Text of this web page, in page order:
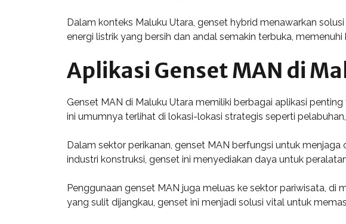
Dalam konteks Maluku Utara, genset hybrid menawarkan
energi listrik yang bersih dan andal semakin terbuka,
Aplikasi Genset MAN di
Genset MAN di Maluku Utara memiliki berbagai aplikasi
ini umumnya terlihat di lokasi-lokasi strategis seperti
Dalam sektor perikanan, genset MAN berfungsi untuk
industri konstruksi, genset ini menyediakan daya untuk
Penggunaan genset MAN juga meluas ke sektor pariwisata, di
yang sulit dijangkau, genset ini menjadi solusi vital untuk